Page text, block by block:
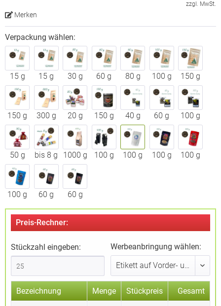
zzgl. MwSt.
Merken
Verpackung wählen:
15 g 15 g 30 g 60 g 80 g 100 g 150 g
150 g 300 g 20 g 150 g 40 g 60 g 100 g
50 g bis 8 g 1000 g 100 g 100 g 100 g 100 g
100 g 60 g 60 g
Preis-Rechner:
Stückzahl eingeben: Werbeanbringung wählen:
Bezeichnung Menge Stückpreis Gesamt